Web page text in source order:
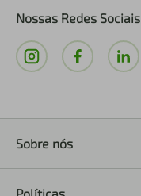
Nossas Redes Sociais
Sobre nós